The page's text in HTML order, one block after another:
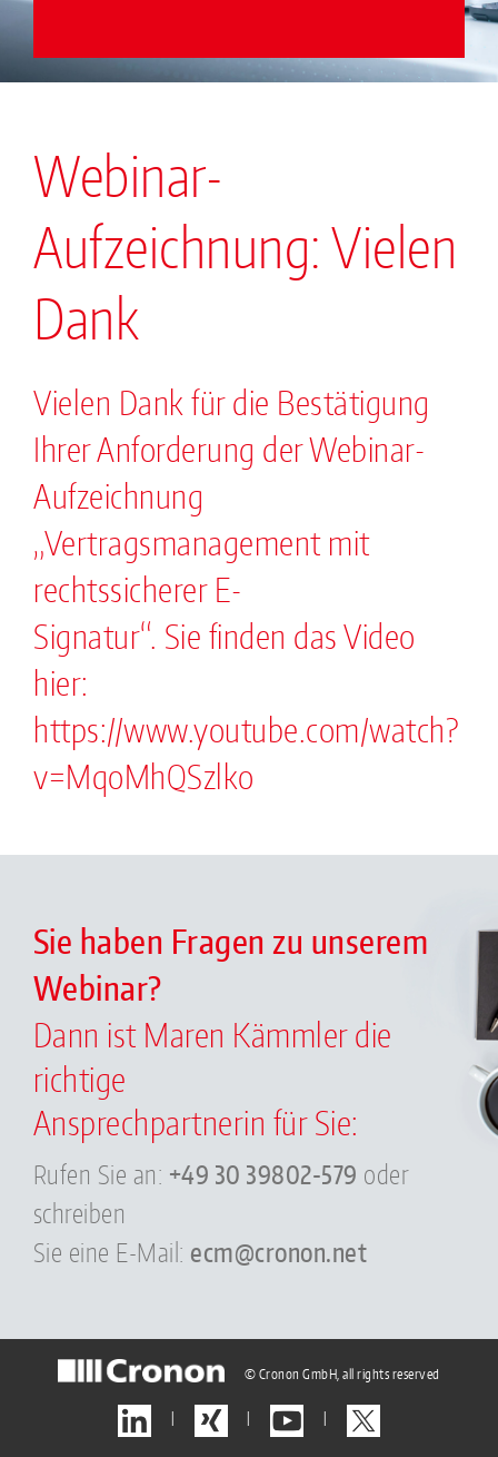
Webinar-
Aufzeichnung: Vielen
Dank
Vielen Dank für die Bestätigung
Ihrer Anforderung der Webinar-
Aufzeichnung
„Vertragsmanagement mit
rechtssicherer E-
Signatur“. Sie finden das Video
hier:
https://www.youtube.com/watch?
v=MqoMhQSzlko
Sie haben Fragen zu unserem
Webinar?
Dann ist Maren Kämmler die
richtige
Ansprechpartnerin für Sie:
Rufen Sie an: +49 30 39802-579 oder
schreiben
Sie eine E-Mail: ecm@cronon.net
© Cronon GmbH, all rights reserved